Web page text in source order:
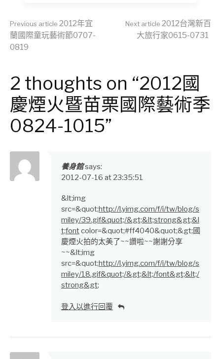
Continue
Previous article 2012年宜
蘭國際童玩藝術節0707-
0819
Next article 2012台灣新百
大旅行家0615-0731
2 thoughts on “2012國
慶煙火暨苗栗國際藝術季
0824-1015”
養身館says:
2012-07-16 at 23:35:51
&lt;img
src=&quot;http://l.yimg.com/f/i/tw/blog/s
miley/39.gif&quot;/&gt;&lt;strong&gt;&l
t;fontcolor=&quot;#ff4040&quot;&gt;國
慶煙火拍的太美了~~讚啦~~謝謝分享
~~&lt;img
src=&quot;http://l.yimg.com/f/i/tw/blog/s
miley/18.gif&quot;/&gt;&lt;/font&gt;&lt;/
strong&gt;
登入以進行回覆